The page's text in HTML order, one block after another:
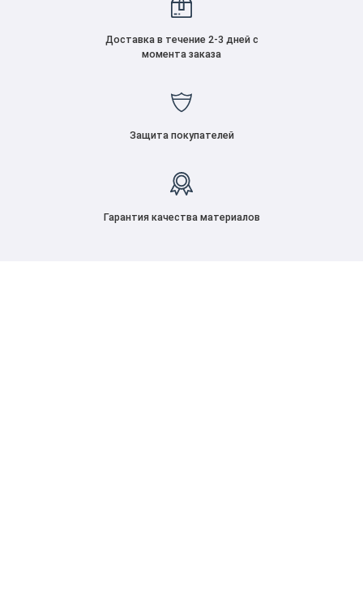
Доставка в течение 2-3 дней с
момента заказа
Защита покупателей
Гарантия качества материалов